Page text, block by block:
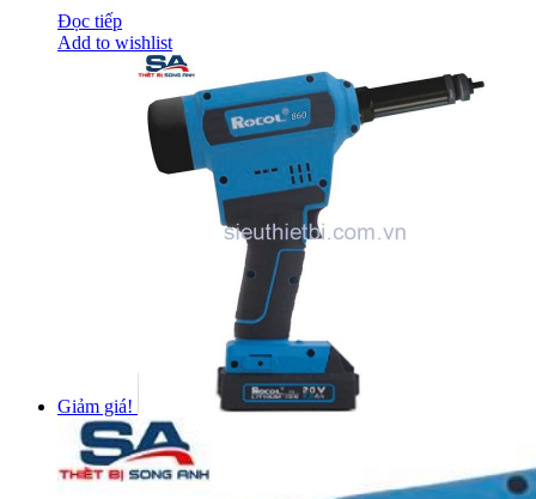
Đọc tiếp
Add to wishlist
Giảm giá!